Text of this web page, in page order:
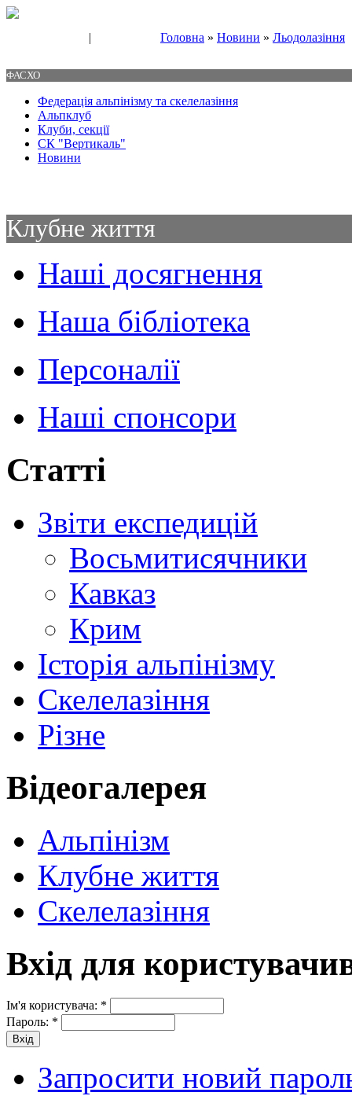
| Головна » Новини » Льодолазіння
ФАСХО
Федерація альпінізму та скелелазіння
Альпклуб
Клуби, секції
СК "Вертикаль"
Новини
Клубне життя
Наші досягнення
Наша бібліотека
Персоналії
Наші спонсори
Статті
Звіти експедицій
Восьмитисячники
Кавказ
Крим
Історія альпінізму
Скелелазіння
Різне
Відеогалерея
Альпінізм
Клубне життя
Скелелазіння
Вхід для
Ім'я користувача: *
Пароль: *
Запросити новий